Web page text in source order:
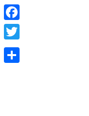
Facebook
Twitter